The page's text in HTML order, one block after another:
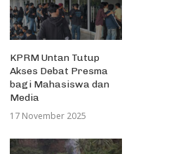
KPRM Untan Tutup
Akses Debat Presma
bagi Mahasiswa dan
Media
17 November 2025